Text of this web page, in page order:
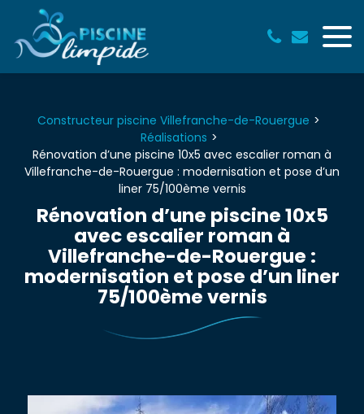
Constructeur piscine Villefranche-de-Rouergue
Réalisations
Rénovation d’une piscine 10x5 avec escalier roman à
Villefranche-de-Rouergue : modernisation et pose d’un
liner 75/100ème vernis
Rénovation d’une piscine 10x5
avec escalier roman à
Villefranche-de-Rouergue :
modernisation et pose d’un liner
75/100ème vernis
Panneau de gestion des cookies